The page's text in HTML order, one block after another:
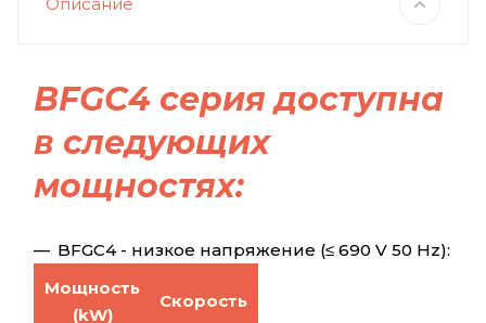
BFGC4 серия доступна
в следующих
мощностях:
BFGC4 - низкое напряжение (≤ 690 V 50 Hz):
Мощность
(kW)
Скорость